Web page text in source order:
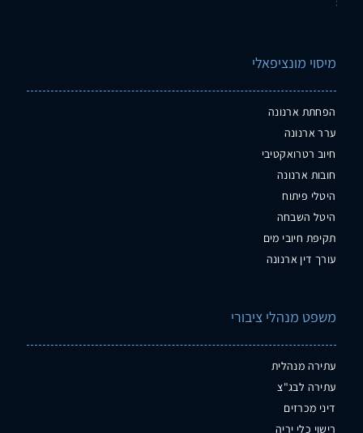
מיסוי מונציפאלי
הפחתת ארנונה
ערר ארנונה
חיוב רטרואקטיבי
חובות ארנונה
היטלי פיתוח
היטל השבחה
תקיפת חיובי מים
עורך דין ארנונה
משפט מנהלי ציבורי
עתירה מנהלית
עתירה לבג"צ
דיני מכרזים
רישוי כלי יריה